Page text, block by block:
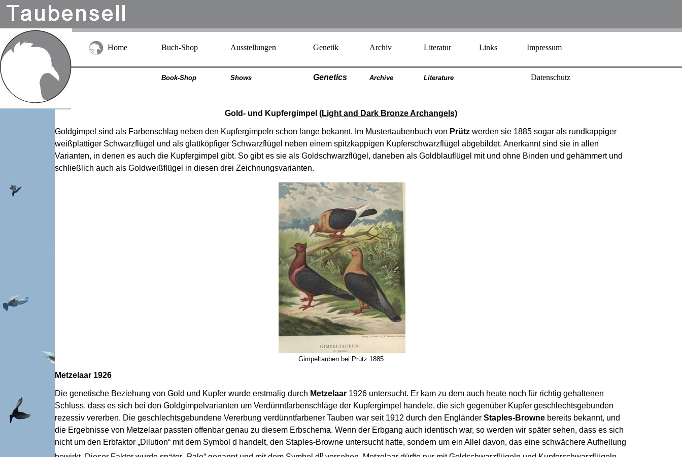
Home Buch-Shop Ausstellungen Genetik Archiv Literatur Links Impressum
Book-Shop Shows Genetics Archive Literature Datenschutz
Gold- und Kupfergimpel (Light and Dark Bronze Archangels)
Goldgimpel sind als Farbenschlag neben den Kupfergimpeln schon lange bekannt. Im Mustertaubenbuch von Prütz werden sie 1885 sogar als rundkappiger
weißplattiger Schwarzflügel und als glattköpfiger Schwarzflügel neben einem spitzkappigen Kupferschwarzflügel abgebildet. Anerkannt sind sie in allen
Varianten, in denen es auch die Kupfergimpel gibt. So gibt es sie als Goldschwarzflügel, daneben als Goldblauflügel mit und ohne Binden und gehämmert und
schließlich auch als Goldweißflügel in diesen drei Zeichnungsvarianten.
Gimpeltauben bei Prütz 1885
Metzelaar 1926
Die genetische Beziehung von Gold und Kupfer wurde erstmalig durch Metzelaar 1926 untersucht. Er kam zu dem auch heute noch für richtig gehaltenen
Schluss, dass es sich bei den Goldgimpelvarianten um Verdünntfarbenschläge der Kupfergimpel handele, die sich gegenüber Kupfer geschlechtsgebunden
rezessiv vererben. Die geschlechtsgebundene Vererbung verdünntfarbener Tauben war seit 1912 durch den Engländer Staples-Browne bereits bekannt, und
die Ergebnisse von Metzelaar passten offenbar genau zu diesem Erbschema. Wenn der Erbgang auch identisch war, so werden wir später sehen, dass es sich
nicht um den Erbfaktor „Dilution“ mit dem Symbol d handelt, den Staples-Browne untersucht hatte, sondern um ein Allel davon, das eine schwächere Aufhellung
p